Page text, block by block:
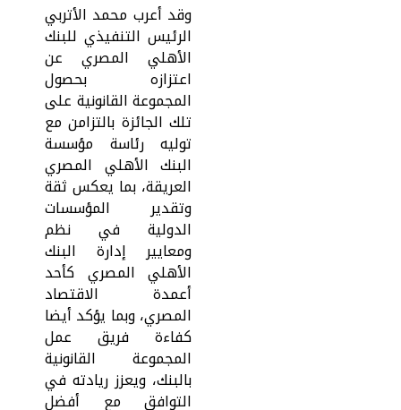
وقد أعرب محمد الأتربي
الرئيس التنفيذي للبنك
الأهلي المصري عن
اعتزازه بحصول
المجموعة القانونية على
تلك الجائزة بالتزامن مع
توليه رئاسة مؤسسة
البنك الأهلي المصري
العريقة، بما يعكس ثقة
وتقدير المؤسسات
الدولية في نظم
ومعايير إدارة البنك
الأهلي المصري كأحد
أعمدة الاقتصاد
المصري، وبما يؤكد أيضا
كفاءة فريق عمل
المجموعة القانونية
بالبنك، ويعزز ريادته في
التوافق مع أفضل